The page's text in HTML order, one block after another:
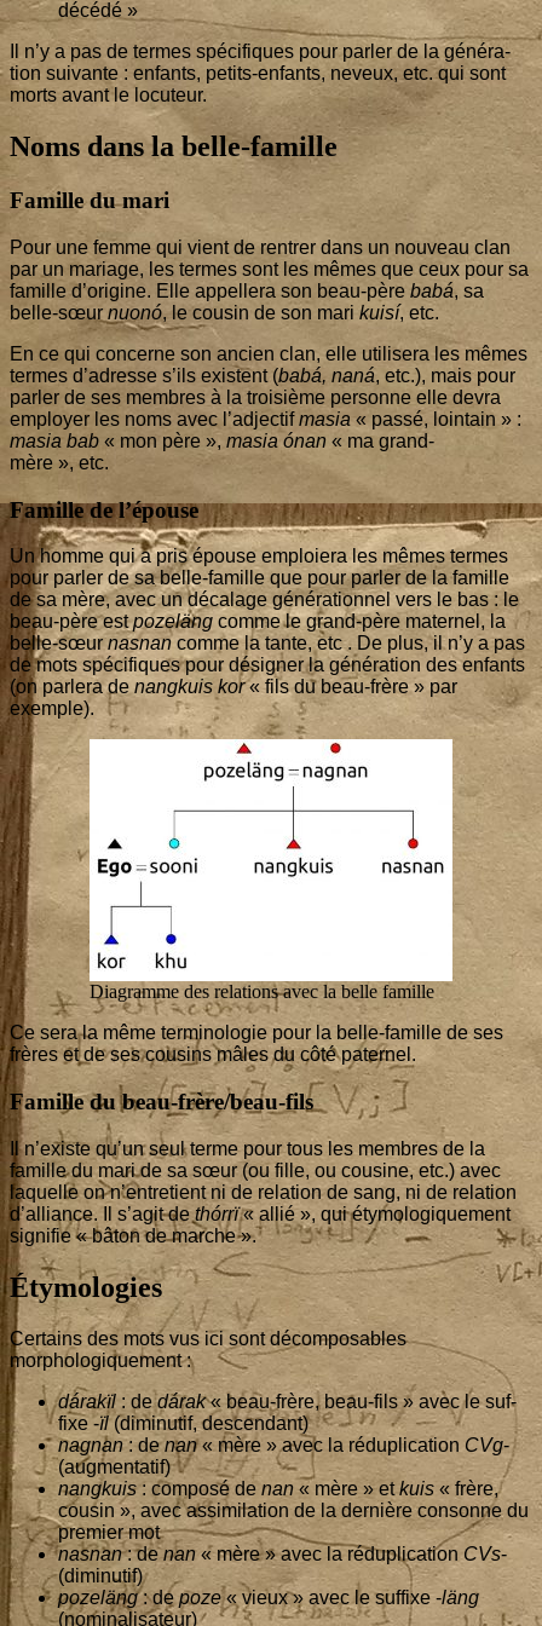
décédé »
Il n’y a pas de termes spé­ci­fiques pour par­ler de la géné­ra­
tion sui­vante : enfants, petits-enfants, neveux, etc. qui sont
morts avant le locuteur.
Noms dans la belle-famille
Famille du mari
Pour une femme qui vient de ren­trer dans un nou­veau clan
par un mariage, les termes sont les mêmes que ceux pour sa
famille d’o­ri­gine. Elle appel­le­ra son beau-père babá, sa
belle-sœurnuonó, le cou­sin de son mari kuisí, etc.
En ce qui concerne son ancien clan, elle uti­li­se­ra les mêmes
termes d’a­dresse s’ils existent (babá, naná, etc.), mais pour
par­ler de ses membres à la troi­sième per­sonne elle devra
employer les noms avec l’ad­jec­tifmasia« pas­sé, loin­tain » :
masia bab « mon père », masia ónan « ma grand-
mère », etc.
Famille de l’épouse
Un homme qui a pris épouse emploie­ra les mêmes termes
pour par­ler de sa belle-famille que pour par­ler de la famille
de sa mère, avec un déca­lage géné­ra­tion­nel vers le bas : le
beau-père estpozeläng comme le grand-père mater­nel, la
belle-sœurnas­nancomme la tante, etc . De plus, il n’y a pas
de mots spé­ci­fiques pour dési­gner la géné­ra­tion des enfants
(on par­le­ra de nang­kuis kor« fils du beau-frère » par
exemple).
Dia­gramme des rela­tions avec la belle famille
Ce sera la même ter­mi­no­lo­gie pour la belle-famille de ses
frères et de ses cou­sins mâles du côté paternel.
Famille du beau-frère/beau-fils
Il n’existe qu’un seul terme pour tous les membres de la
famille du mari de sa sœur (ou fille, ou cou­sine, etc.) avec
laquelle on n’en­tre­tient ni de rela­tion de sang, ni de rela­tion
d’al­liance. Il s’a­git dethórrï« allié », qui éty­mo­lo­gi­que­ment
signi­fie « bâton de marche ».
Étymologies
Cer­tains des mots vus ici sont décom­po­sables
morphologiquement :
dárakïl : dedárak« beau-frère, beau-fils » avec le suf­
fixe -ïl(dimi­nu­tif, descendant)
nagnan: denan« mère » avec la rédu­pli­ca­tion CVg-
(aug­men­ta­tif)
nang­kuis: com­po­sé de nan « mère » etkuis « frère,
cou­sin », avec assi­mi­la­tion de la der­nière consonne du
pre­mier mot
nas­nan: denan « mère » avec la rédu­pli­ca­tionCVs-
(dimi­nu­tif)
pozeläng: de poze« vieux » avec le suf­fixe -läng
(nomi­na­li­sa­teur)